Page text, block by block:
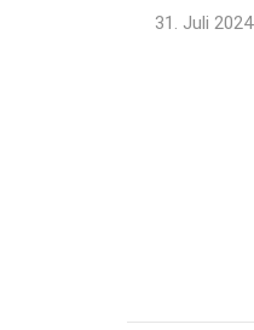
31. Juli 2024